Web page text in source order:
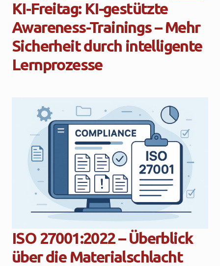
KI-Freitag: KI-gestützte
Awareness-Trainings – Mehr
Sicherheit durch intelligente
Lernprozesse
ISO 27001:2022 – Überblick
über die Materialschlacht